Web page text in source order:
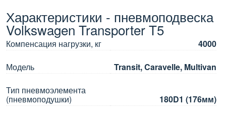
Характеристики - пневмоподвеска
Volkswagen Transporter T5
Компенсация нагрузки, кг
4000
Модель
Transit, Caravelle, Multivan
Тип пневмоэлемента
(пневмоподушки)
180D1 (176мм)